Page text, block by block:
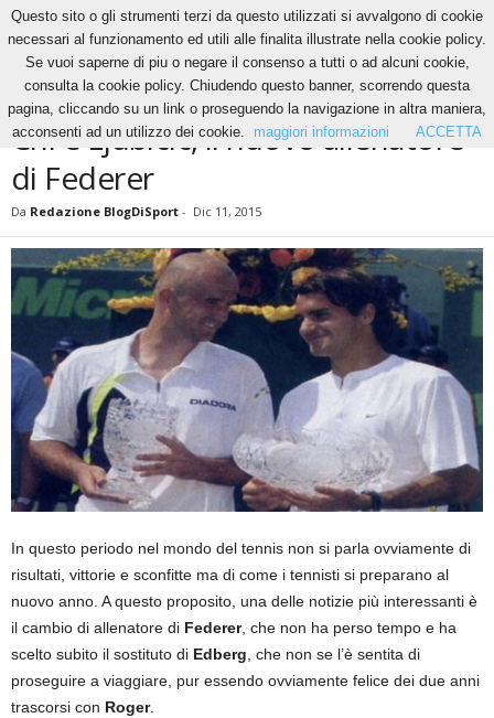
Tennis Chi è Ljubicic, il nuovo allenatore di Federer
TENNIS
Chi è Ljubicic, il nuovo allenatore
di Federer
Da Redazione BlogDiSport - Dic 11, 2015
In questo periodo nel mondo del tennis non si parla ovviamente di
risultati, vittorie e sconfitte ma di come i tennisti si preparano al
nuovo anno. A questo proposito, una delle notizie più interessanti è
il cambio di allenatore di Federer, che non ha perso tempo e ha
scelto subito il sostituto di Edberg , che non se l’è sentita di
proseguire a viaggiare, pur essendo ovviamente felice dei due anni
trascorsi con Roger.
Questo sito o gli strumenti terzi da questo utilizzati si avvalgono di cookie
necessari al funzionamento ed utili alle finalita illustrate nella cookie policy.
Se vuoi saperne di piu o negare il consenso a tutti o ad alcuni cookie,
consulta la cookie policy. Chiudendo questo banner, scorrendo questa
pagina, cliccando su un link o proseguendo la navigazione in altra maniera,
acconsenti ad un utilizzo dei cookie.
maggiori informazioni ACCETTA